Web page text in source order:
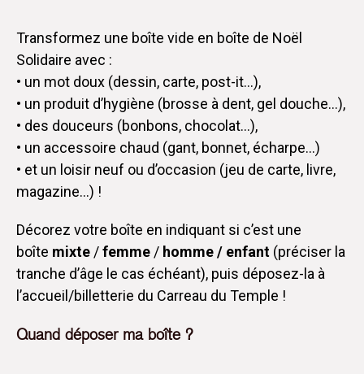
Transformez une boîte vide en boîte de Noël
Solidaire avec :
• un mot doux (dessin, carte, post-it…),
• un produit d’hygiène (brosse à dent, gel douche…),
• des douceurs (bonbons, chocolat…),
• un accessoire chaud (gant, bonnet, écharpe…)
• et un loisir neuf ou d’occasion (jeu de carte, livre,
magazine…) !
Décorez votre boîte en indiquant si c’est une
boîte mixte/femme/ homme / enfant (préciser la
tranche d’âge le cas échéant), puis déposez-la à
l’accueil/billetterie du Carreau du Temple !
Quand déposer ma boîte ?